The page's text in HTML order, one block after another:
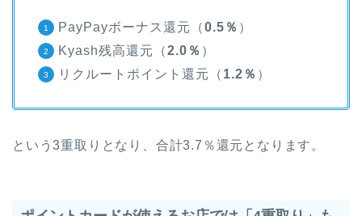
PayPayボーナス還元（0.5％ ）
Kyash残高還元（2.0％ ）
リクルートポイント還元（ 1.2％ ）
という3重取りとなり、合計3.7％還元となります。